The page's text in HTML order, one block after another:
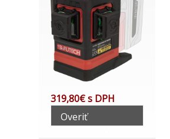
319,80€ s DPH
Overiť
telefonicky